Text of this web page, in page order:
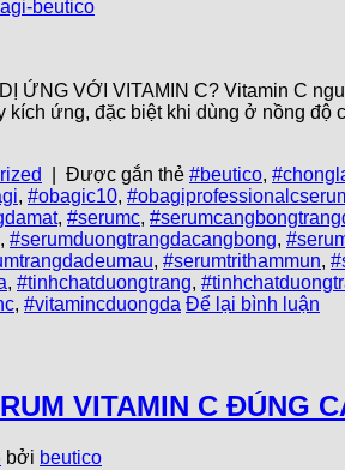
ỨNG VỚI VITAMIN C? Vitamin C
kích ứng, đặc biệt khi dùng ở nồng
Được gắn thẻ #beutico,
, #obagic10,
, #serumc,
, #serumduongtrangdacangbong,
, #serumtrithammun,
, #tinhchatduongtrang,
, #vitamincduongda Để lại bình luận
VITAMIN C ĐÚNG
bởi beutico